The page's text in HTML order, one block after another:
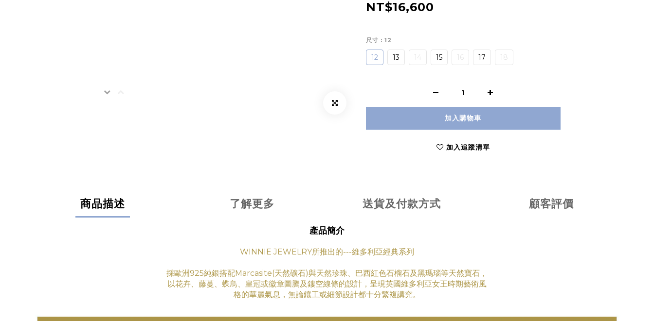
NT$16,600
尺寸 : 12
12 13 14 15 16 17 18
加入購物車
加入追蹤清單
商品描述 了解更多 送貨及付款方式 顧客評價
產品簡介
WINNIE JEWELRY所推出的---維多利亞經典系列
採歐洲925純銀搭配Marcasite(天然礦石)與天然珍珠、巴西紅色石榴石及黑瑪瑙等天然寶石，
以花卉、藤蔓、蝶鳥、皇冠或徽章圖騰及鏤空線條的設計，呈現英國維多利亞女王時期藝術風
格的華麗氣息 ，無論鑲工或細節設計都十分繁複講究。